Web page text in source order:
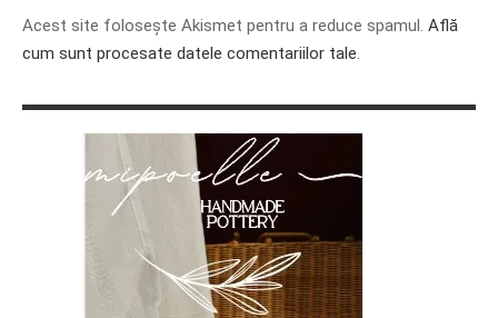
Acest site folosește Akismet pentru a reduce spamul. Află
cum sunt procesate datele comentariilor tale.